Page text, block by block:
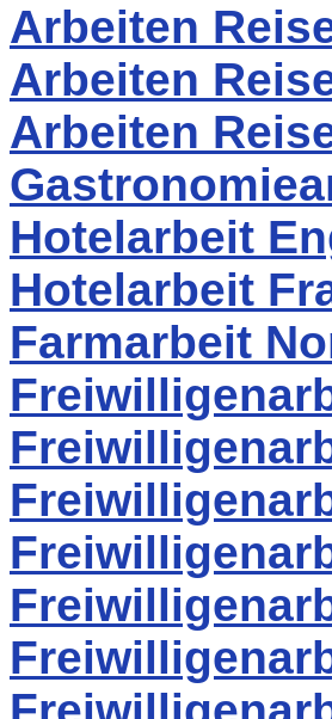
Arbeiten
Arbeiten
Arbeiten
Hotelarbeit
Hotelarbeit
Farmarbeit